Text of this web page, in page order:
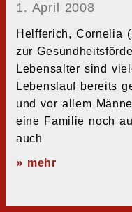
1. April 2008
Helfferich, Cornelia
zur
Lebensalter sind
Lebenslauf bereits
und vor allem
eine Familie noch
auch
» mehr